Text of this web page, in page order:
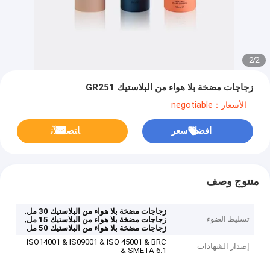
2
/
2
زجاجات مضخة بلا هواء من البلاستيك GR251
الأسعار：negotiable
افضل سعر ﺎﺘﺼﻟ ﺍﻶﻧ
منتوج وصف
تسليط الضوء
زجاجات مضخة بلا هواء من البلاستيك 30 مل
,
زجاجات مضخة بلا هواء من البلاستيك 15 مل
,
زجاجات مضخة بلا هواء من البلاستيك 50 مل
إصدار الشهادات
ISO14001 & IS09001 & ISO 45001 & BRC
& SMETA 6.1